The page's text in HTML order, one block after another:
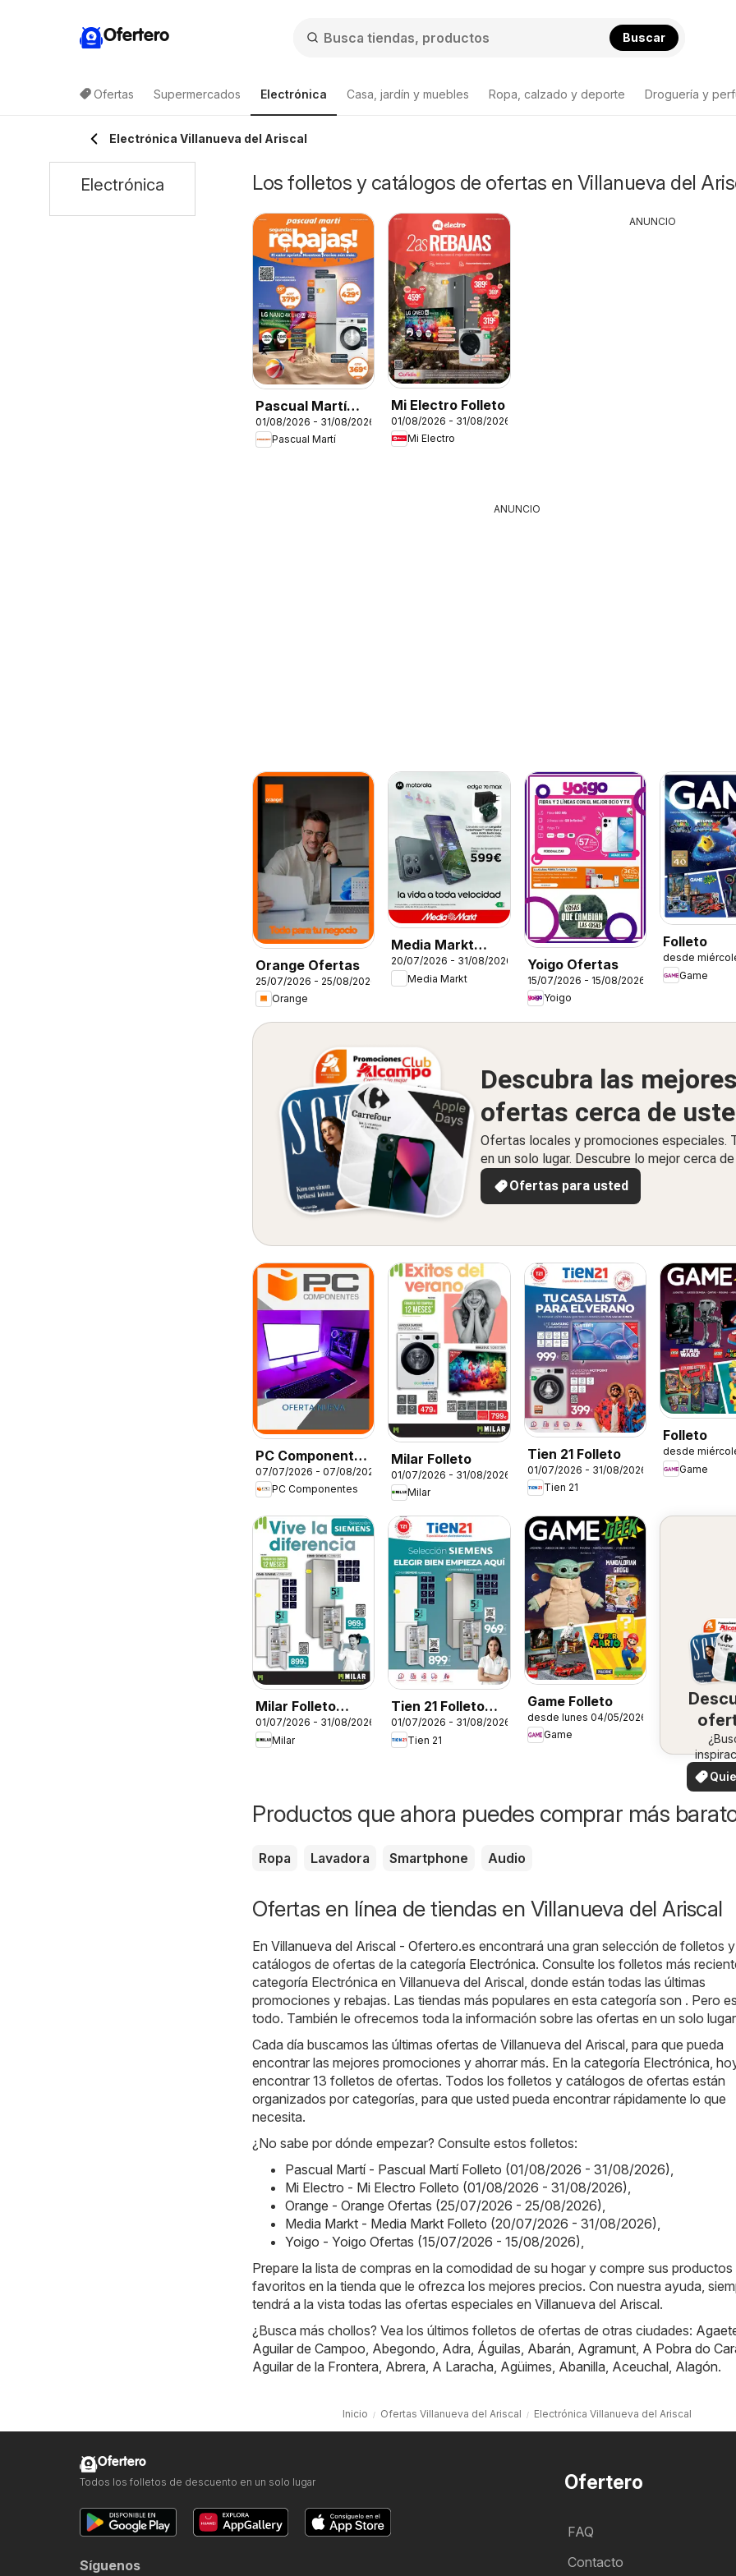
Ofertero Buscar
Ofertas Supermercados Electrónica Casa, jardín y muebles Ropa, calzado y deporte Droguería y
Electrónica Villanueva del Ariscal
Los folletos y catálogos de ofertas en Villanueva del
Pascual Martí
Folleto
01/08/2026 - 31/08/2026
Pascual Martí
Mi Electro Folleto
01/08/2026 - 31/08/2026
Mi Electro
ANUNCIO
ANUNCIO
Orange Ofertas
25/07/2026 - 25/08/2026
Orange
Media Markt
Folleto
20/07/2026 - 31/08/2026
Media Markt
Yoigo Ofertas
15/07/2026 - 15/08/2026
Yoigo
Folleto
desde
Game
Descubra las mejores
ofertas cerca de
Ofertas locales y promociones especiales.
en un solo lugar. Descubre lo mejor cerca
Ofertas para usted
PC Componentes
Folleto
07/07/2026 - 07/08/2026
PC Componentes
Milar Folleto
01/07/2026 - 31/08/2026
Milar
Tien 21 Folleto
01/07/2026 - 31/08/2026
Tien 21
Folleto
desde
Game
Milar Folleto
Siemens
01/07/2026 - 31/08/2026
Milar
Tien 21 Folleto
Siemens
01/07/2026 - 31/08/2026
Tien 21
Game Folleto
desde lunes 04/05/2026
Game
en
¡Vea
ofertas
ver
Productos que ahora puedes comprar más
Ropa Lavadora Smartphone Audio
Ofertas en línea de tiendas en Villanueva del Ariscal
En Villanueva del Ariscal - Ofertero.es encontrará una gran selección de folletos y
catálogos de ofertas de la categoría Electrónica. Consulte los folletos más
categoría Electrónica en Villanueva del Ariscal, donde están todas las últimas
promociones y rebajas. Las tiendas más populares en esta categoría son . Pero
todo. También le ofrecemos toda la información sobre las ofertas en un solo
Cada día buscamos las últimas ofertas de Villanueva del Ariscal, para que pueda
encontrar las mejores promociones y ahorrar más. En la categoría Electrónica,
encontrar 13 folletos de ofertas. Todos los folletos y catálogos de ofertas están
organizados por categorías, para que usted pueda encontrar rápidamente lo que
necesita.
¿No sabe por dónde empezar? Consulte estos folletos:
Pascual Martí - Pascual Martí Folleto (01/08/2026 - 31/08/2026),
Mi Electro - Mi Electro Folleto (01/08/2026 - 31/08/2026),
Orange - Orange Ofertas (25/07/2026 - 25/08/2026),
Media Markt - Media Markt Folleto (20/07/2026 - 31/08/2026),
Yoigo - Yoigo Ofertas (15/07/2026 - 15/08/2026),
Prepare la lista de compras en la comodidad de su hogar y compre sus productos
favoritos en la tienda que le ofrezca los mejores precios. Con nuestra ayuda,
tendrá a la vista todas las ofertas especiales en Villanueva del Ariscal.
¿Busca más chollos? Vea los últimos folletos de ofertas de otras ciudades:
Aguilar de Campoo, Abegondo, Adra, Águilas, Abarán, Agramunt, A Pobra do
Aguilar de la Frontera, Abrera, A Laracha, Agüimes, Abanilla, Aceuchal, Alagón.
Inicio Ofertas Villanueva del Ariscal Electrónica Villanueva del Ariscal
Electrónica
Ofertero
FAQ
Contacto
Ofertero
Todos los folletos de descuento en un solo lugar
Síguenos